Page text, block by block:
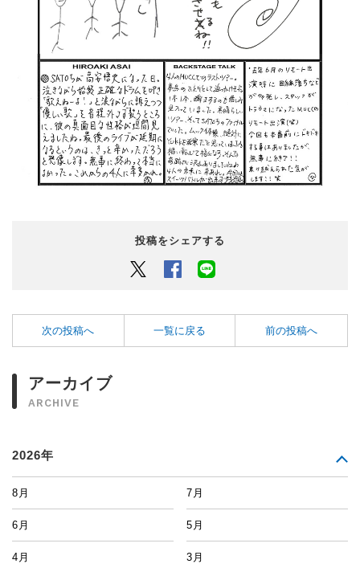
投稿をシェアする
Twitter Facebook
次の投稿へ 一覧に戻る 前の投稿へ
アーカイブ
ARCHIVE
2026年
8月 7月
6月 5月
4月 3月